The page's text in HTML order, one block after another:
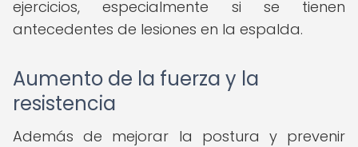
ejercicios, especialmente si se tienen
antecedentes de lesiones en la espalda.
Aumento de la fuerza y la
resistencia
Además de mejorar la postura y prevenir